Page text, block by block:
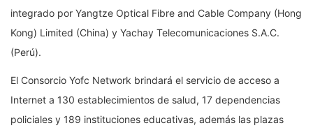
integrado por Yangtze Optical Fibre and Cable Company (Hong
Kong) Limited (China) y Yachay Telecomunicaciones S.A.C.
(Perú).
El Consorcio Yofc Network brindará el servicio de acceso a
Internet a 130 establecimientos de salud, 17 dependencias
policiales y 189 instituciones educativas, además las plazas